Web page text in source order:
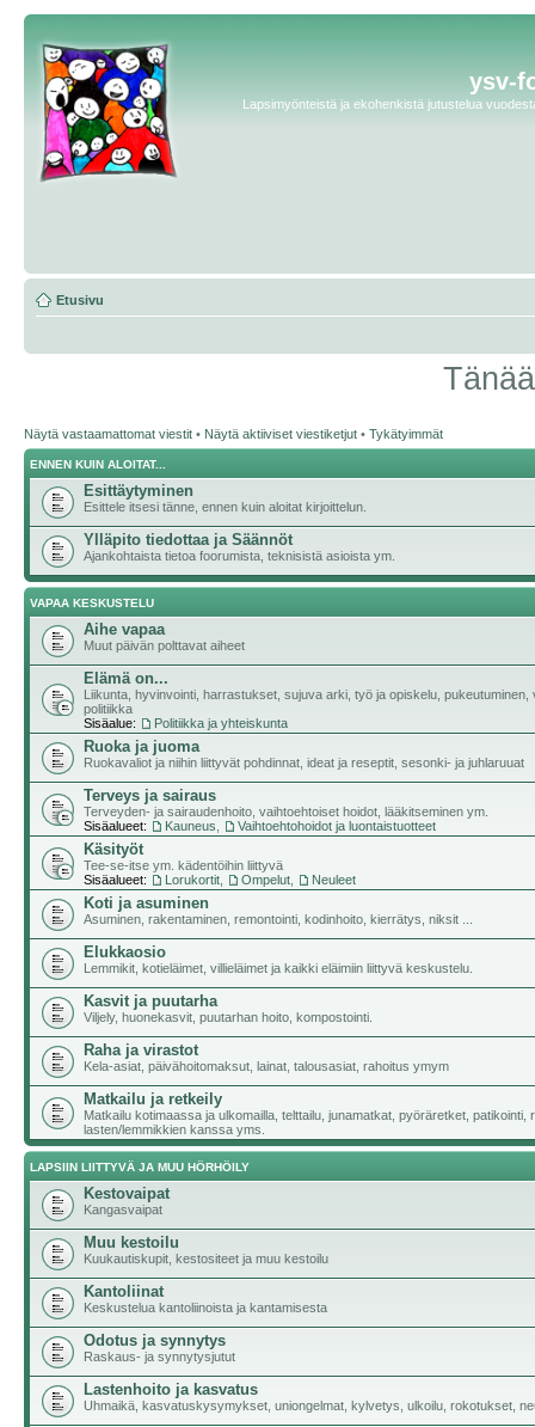
ysv-
Lapsimyönteistä ja ekohenkistä jutustelua
Etusivu
Näytä vastaamattomat viestit • Näytä aktiiviset viestiketjut • Tykätyimmät
ENNEN KUIN ALOITAT...
Esittäytyminen
Esittele itsesi tänne, ennen kuin aloitat kirjoittelun.
Ylläpito tiedottaa ja Säännöt
Ajankohtaista tietoa foorumista, teknisistä asioista ym.
VAPAA KESKUSTELU
Aihe vapaa
Muut päivän polttavat aiheet
Elämä on...
Liikunta, hyvinvointi, harrastukset, sujuva arki, työ ja opiskelu, pukeutuminen,
politiikka
Sisäalue:
Politiikka ja yhteiskunta
Ruoka ja juoma
Ruokavaliot ja niihin liittyvät pohdinnat, ideat ja reseptit, sesonki- ja juhlaruuat
Terveys ja sairaus
Terveyden- ja sairaudenhoito, vaihtoehtoiset hoidot, lääkitseminen ym.
Sisäalueet:
Kauneus Vaihtoehtohoidot ja luontaistuotteet
Käsityöt
Tee-se-itse ym. kädentöihin liittyvä
Sisäalueet:
Lorukortit Ompelut Neuleet
Koti ja asuminen
Asuminen, rakentaminen, remontointi, kodinhoito, kierrätys, niksit ...
Elukkaosio
Lemmikit, kotieläimet, villieläimet ja kaikki eläimiin liittyvä keskustelu.
Kasvit ja puutarha
Viljely, huonekasvit, puutarhan hoito, kompostointi.
Raha ja virastot
Kela-asiat, päivähoitomaksut, lainat, talousasiat, rahoitus ymym
Matkailu ja retkeily
Matkailu kotimaassa ja ulkomailla, telttailu, junamatkat, pyöräretket, patikointi,
lasten/lemmikkien kanssa yms.
LAPSIIN LIITTYVÄ JA MUU HÖRHÖILY
Kestovaipat
Kangasvaipat
Muu kestoilu
Kuukautiskupit, kestositeet ja muu kestoilu
Kantoliinat
Keskustelua kantoliinoista ja kantamisesta
Odotus ja synnytys
Raskaus- ja synnytysjutut
Lastenhoito ja kasvatus
Uhmaikä, kasvatuskysymykset, uniongelmat, kylvetys, ulkoilu, rokotukset,